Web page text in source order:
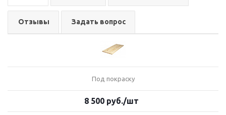
Отзывы Задать вопрос
Под покраску
8 500руб./шт